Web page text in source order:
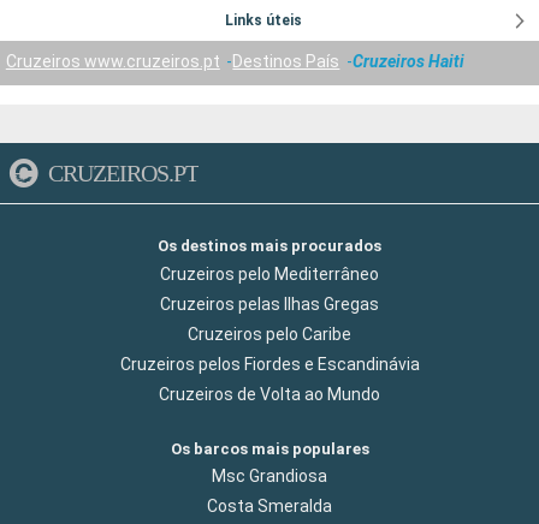
Links úteis
Cruzeiros www.cruzeiros.pt Destinos País Cruzeiros Haiti
CRUZEIROS.PT
Os destinos mais procurados
Cruzeiros pelo Mediterrâneo
Cruzeiros pelas Ilhas Gregas
Cruzeiros pelo Caribe
Cruzeiros pelos Fiordes e Escandinávia
Cruzeiros de Volta ao Mundo
Os barcos mais populares
Msc Grandiosa
Costa Smeralda